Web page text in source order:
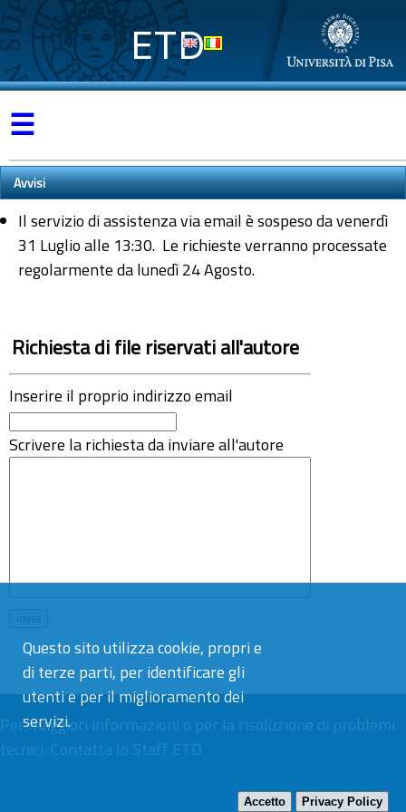
Questo sito utilizza cookie, propri e
di terze parti, per identificare gli
utenti e per il miglioramento dei
servizi.
Accetto Privacy Policy
ETD
☰
Avvisi
Il servizio di assistenza via email è sospeso da venerdì
31 Luglio alle 13:30. Le richieste verranno processate
regolarmente da lunedì 24 Agosto.
Richiesta di file riservati all'autore
Inserire il proprio indirizzo email
Scrivere la richiesta da inviare all'autore
Per maggiori informazioni o per la risoluzione di problemi
tecnici, Contatta lo Staff ETD